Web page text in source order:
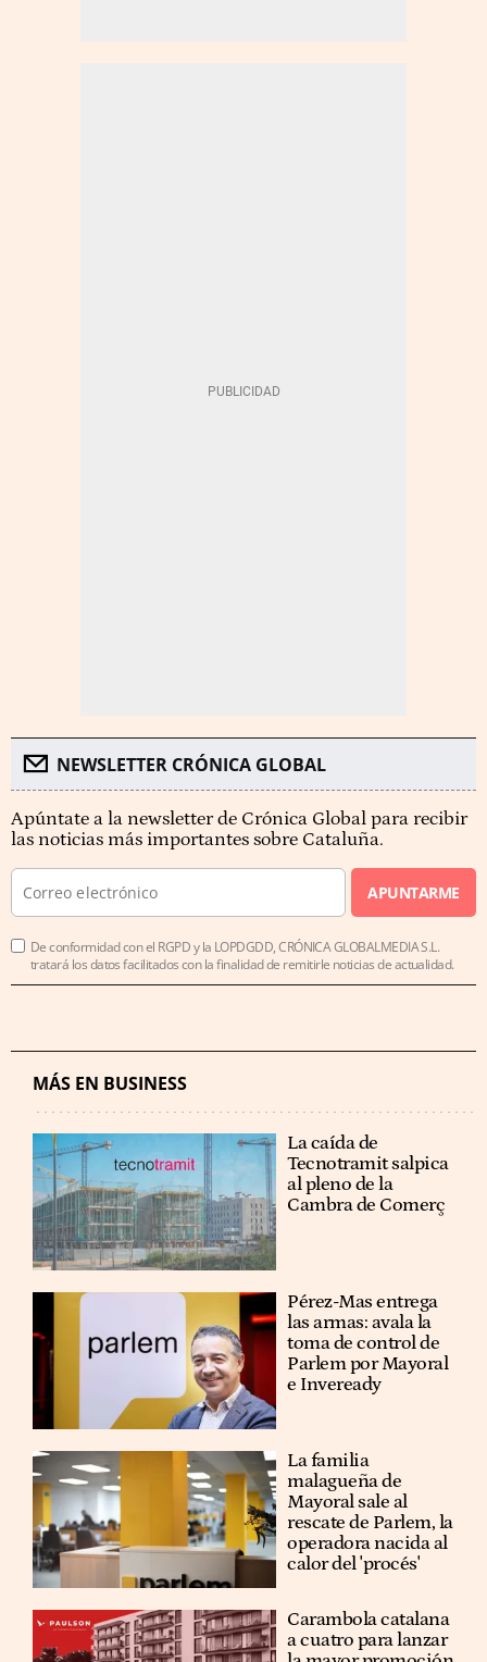
NEWSLETTER CRÓNICA GLOBAL
Apúntate a la newsletter de Crónica Global para recibir
las noticias más importantes sobre Cataluña.
APUNTARME
De conformidad con el RGPD y la LOPDGDD, CRÓNICA GLOBALMEDIA S.L.
tratará los datos facilitados con la finalidad de remitirle noticias de actualidad.
MÁS EN BUSINESS
La caída de
Tecnotramit salpica
al pleno de la
Cambra de Comerç
Pérez-Mas entrega
las armas: avala la
toma de control de
Parlem por Mayoral
e Inveready
La familia
malagueña de
Mayoral sale al
rescate de Parlem, la
operadora nacida al
calor del 'procés'
Carambola catalana
a cuatro para lanzar